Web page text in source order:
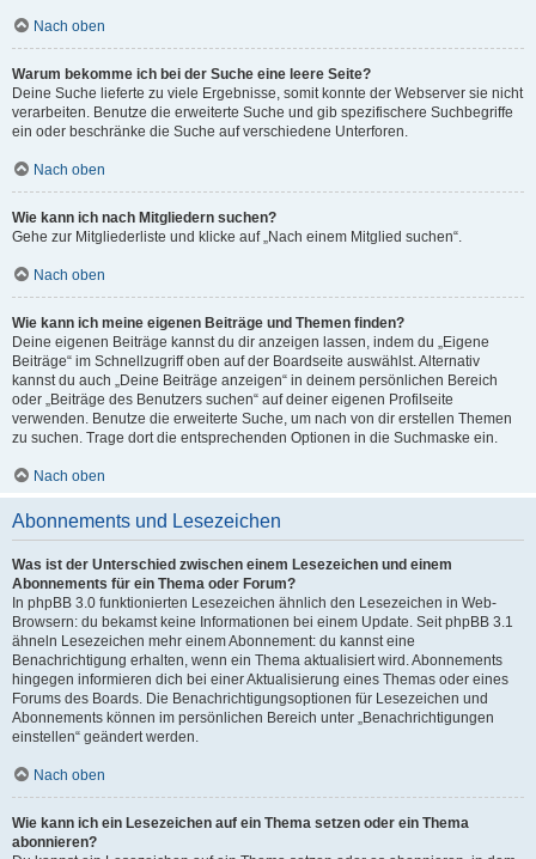
Nach oben
Warum bekomme ich bei der Suche eine leere Seite?
Deine Suche lieferte zu viele Ergebnisse, somit konnte der Webserver sie nicht
verarbeiten. Benutze die erweiterte Suche und gib spezifischere Suchbegriffe
ein oder beschränke die Suche auf verschiedene Unterforen.
Nach oben
Wie kann ich nach Mitgliedern suchen?
Gehe zur Mitgliederliste und klicke auf „Nach einem Mitglied suchen“.
Nach oben
Wie kann ich meine eigenen Beiträge und Themen finden?
Deine eigenen Beiträge kannst du dir anzeigen lassen, indem du „Eigene
Beiträge“ im Schnellzugriff oben auf der Boardseite auswählst. Alternativ
kannst du auch „Deine Beiträge anzeigen“ in deinem persönlichen Bereich
oder „Beiträge des Benutzers suchen“ auf deiner eigenen Profilseite
verwenden. Benutze die erweiterte Suche, um nach von dir erstellen Themen
zu suchen. Trage dort die entsprechenden Optionen in die Suchmaske ein.
Nach oben
Abonnements und Lesezeichen
Was ist der Unterschied zwischen einem Lesezeichen und einem
Abonnements für ein Thema oder Forum?
In phpBB 3.0 funktionierten Lesezeichen ähnlich den Lesezeichen in Web-
Browsern: du bekamst keine Informationen bei einem Update. Seit phpBB 3.1
ähneln Lesezeichen mehr einem Abonnement: du kannst eine
Benachrichtigung erhalten, wenn ein Thema aktualisiert wird. Abonnements
hingegen informieren dich bei einer Aktualisierung eines Themas oder eines
Forums des Boards. Die Benachrichtigungsoptionen für Lesezeichen und
Abonnements können im persönlichen Bereich unter „Benachrichtigungen
einstellen“ geändert werden.
Nach oben
Wie kann ich ein Lesezeichen auf ein Thema setzen oder ein Thema
abonnieren?